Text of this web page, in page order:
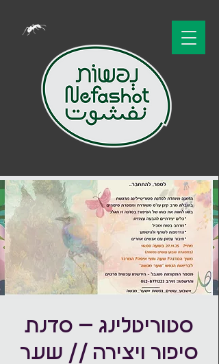
סטוריטלינג – סדנת
סיפור ויצירה // שער